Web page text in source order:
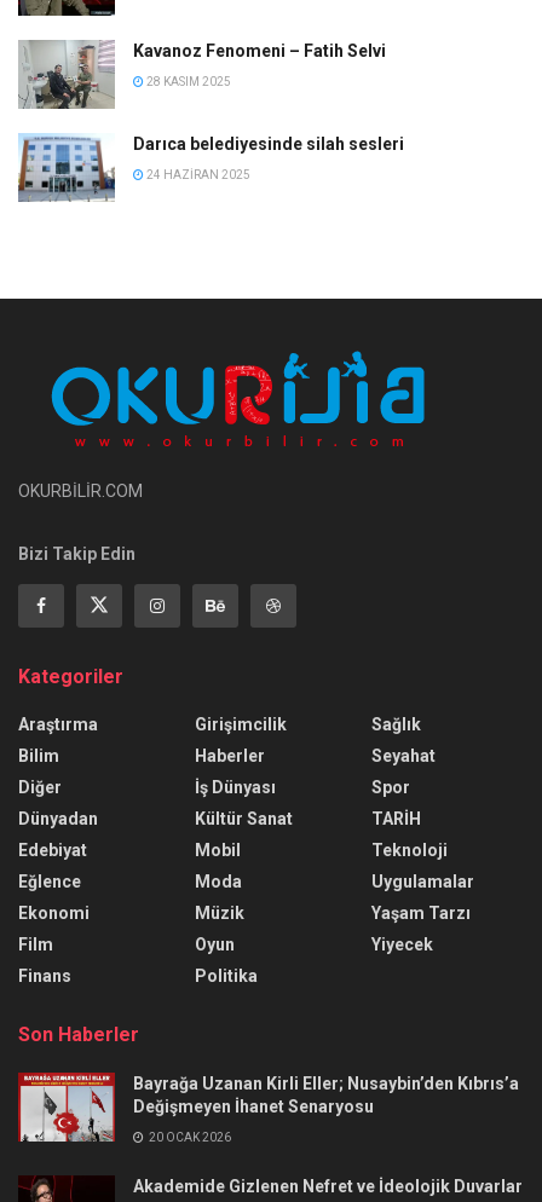
Kavanoz Fenomeni – Fatih Selvi
28 KASIM 2025
Darıca belediyesinde silah sesleri
24 HAZIRAN 2025
OKURBİLİR.COM
Bizi Takip Edin
Kategoriler
Araştırma
Bilim
Diğer
Dünyadan
Edebiyat
Eğlence
Ekonomi
Film
Finans
Girişimcilik
Haberler
İş Dünyası
Kültür Sanat
Mobil
Moda
Müzik
Oyun
Politika
Sağlık
Seyahat
Spor
TARİH
Teknoloji
Uygulamalar
Yaşam Tarzı
Yiyecek
Son Haberler
Bayrağa Uzanan Kirli Eller; Nusaybin’den Kıbrıs’a
Değişmeyen İhanet Senaryosu
20 OCAK 2026
Akademide Gizlenen Nefret ve İdeolojik Duvarlar